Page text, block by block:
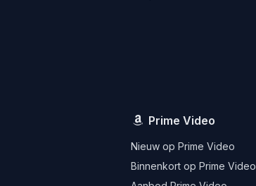
Prime Video
Nieuw op Prime Video
Binnenkort op Prime Video